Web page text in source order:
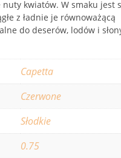
kwiatów. W smaku jest
z ładnie je równoważącą
do deserów, lodów i
Capetta
Czerwone
Słodkie
0.75